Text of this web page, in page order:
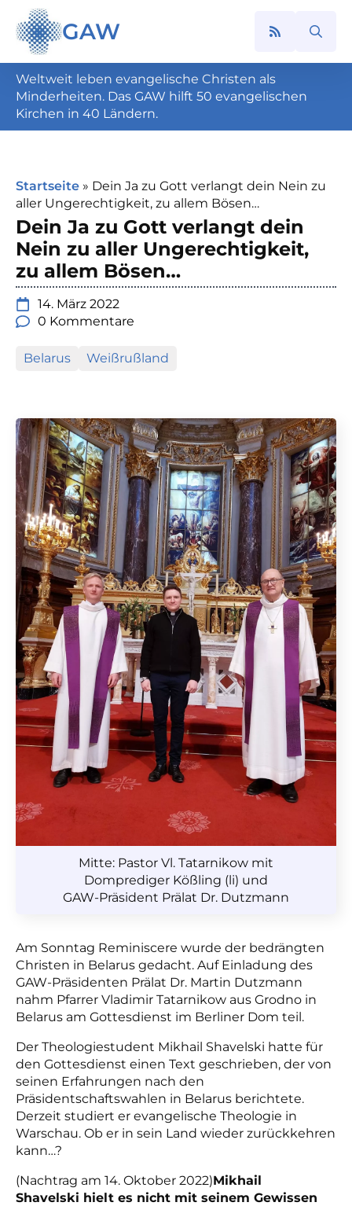
GAW
Search
Weltweit leben evangelische Christen als
Minderheiten. Das GAW hilft 50 evangelischen
Kirchen in 40 Ländern.
Startseite » Dein Ja zu Gott verlangt dein Nein zu
aller Ungerechtigkeit, zu allem Bösen…
Dein Ja zu Gott verlangt dein
Nein zu aller Ungerechtigkeit,
zu allem Bösen…
14. März 2022
0 Kommentare
Belarus Weißrußland
Mitte: Pastor Vl. Tatarnikow mit
Domprediger Kößling (li) und
GAW-Präsident Prälat Dr. Dutzmann
Am Sonntag Reminiscere wurde der bedrängten
Christen in Belarus gedacht. Auf Einladung des
GAW-Präsidenten Prälat Dr. Martin Dutzmann
nahm Pfarrer Vladimir Tatarnikow aus Grodno in
Belarus am Gottesdienst im Berliner Dom teil.
Der Theologiestudent Mikhail Shavelski hatte für
den Gottesdienst einen Text geschrieben, der von
seinen Erfahrungen nach den
Präsidentschaftswahlen in Belarus berichtete.
Derzeit studiert er evangelische Theologie in
Warschau. Ob er in sein Land wieder zurückkehren
kann…?
(Nachtrag am 14. Oktober 2022)Mikhail
Shavelski hielt es nicht mit seinem Gewissen